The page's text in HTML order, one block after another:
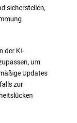
sicherstellen,
der KI-
um
Updates
zur